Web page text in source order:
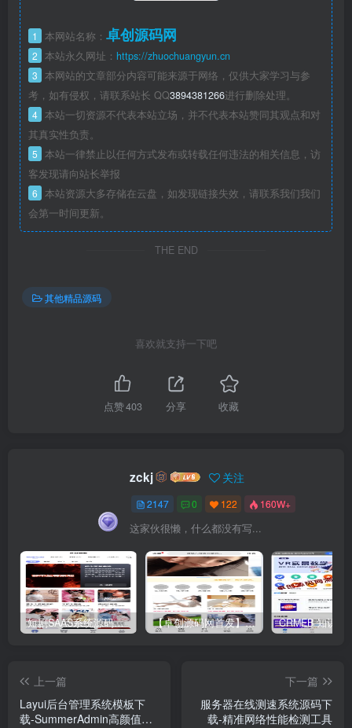
1 本网站名称： 卓创源码网
2 本站永久网址： https://zhuochuangyun.cn
3 本网站的文章部分内容可能来源于网络，仅供大家学习与参
考，如有侵权，请联系站长 QQ3894381266进行删除处理。
4 本站一切资源不代表本站立场，并不代表本站赞同其观点和对
其真实性负责。
5 本站一律禁止以任何方式发布或转载任何违法的相关信息，访
客发现请向站长举报
6 本站资源大多存储在云盘，如发现链接失效，请联系我们我们
会第一时间更新。
THE END
其他精品源码
喜欢就支持一下吧
点赞403 分享 收藏
zckj 关注
2147 0 122 160W+
这家伙很懒，什么都没有写...
短剧SAAS系统源码｜多端分销+云存储+多租户架构 【卓创源码网首发】全开源视频打赏系统源码｜双模板+代理分站+易支付对接｜API全面修复｜站长盈利利器！​
上一篇
Layui后台管理系统模板下
载-SummerAdmin高颜值管
下一篇
服务器在线测速系统源码下
载-精准网络性能检测工具